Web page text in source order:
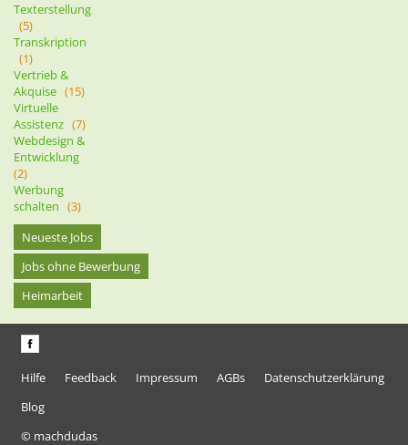
Texterstellung
(5)
Transkription
(1)
Vertrieb &
Akquise (15)
Virtuelle
Assistenz (7)
Webdesign &
Entwicklung
(2)
Werbung
schalten (3)
Neueste Jobs
Jobs ohne Bewerbung
Heimarbeit
Hilfe Feedback Impressum AGBs
Datenschutzerklärung
Blog
© machdudas